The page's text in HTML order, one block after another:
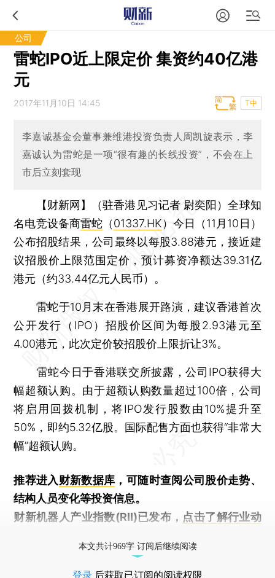
公司
雷蛇IPO近上限定价 集资约40亿港
元
2017年11月10日 14:45 T中
李嘉诚基金会董事兼维港投资负责人周凯旋表示，李
嘉诚认为雷蛇是一项“很有趣的长线投资”，不会在上
市后立刻套现
【财新网】（驻香港见习记者 尉奕阳）全球知
名电竞设备商雷蛇（01337.HK）今日（11月10日）
公布招股结果，公司最终以每股3.88港元，接近建
议招股价上限范围定价，预计募资净额达39.31亿
港元（约33.44亿元人民币）。
雷蛇于10月末在香港展开路演，建议香港首次
公开发行（IPO）招股价区间为每股2.93港元至
4.00港元，此次定价较招股价上限折让3%。
雷蛇今日于香港联交所披露，公司IPO获得大
幅超额认购。由于超额认购数量超过100倍，公司
将启用回拨机制，将IPO发行股数由10%提升至
50%，即约5.32亿股。国际配售方面也获得“非常大
幅”超额认购。
推荐进入财新数据库 ，可随时查阅公司股价走势、
结构人员变化等投资信息。
财新机器人产业指数(RII)已发布， 点击了解行业动
本文共计969字 订阅后继续阅读
登录 后获取已订阅的阅读权限